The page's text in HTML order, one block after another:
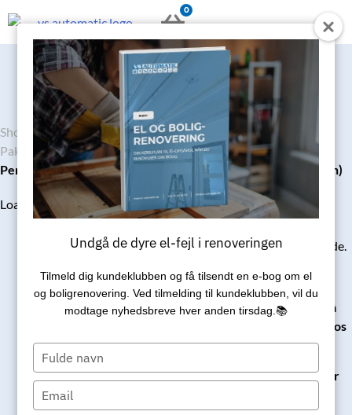
til
indholdet
0
KURV
Shop /Luft til luft varmepumpe /Luft til luft varmepumpe
Pakkepris/Luft til luft varmepumpe/Daikin varmepumpe
Perfera 71 Vægmodel m.WiFi Pakkepris (inkl. std. installation)
Loading... 29.895 kr.
varmepumpe på øverste hylde.
Bestil nemt direkte her på
hjemmesiden – eller ring til os
på
tlf: 75 64 18 99 og tast 4 for
Undgå de dyre el-fejl i renoveringen
Tilmeld dig kundeklubben og få tilsendt en e‑bog om el
og boligrenovering. Ved tilmelding til kundeklubben, vil du
modtage nyhedsbreve hver anden tirsdag.📚
Type
your
name
Type
your